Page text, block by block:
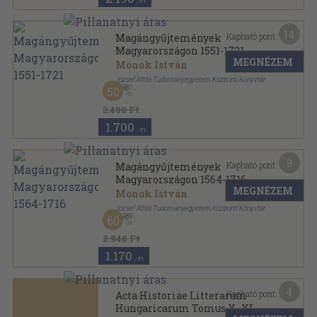
Magángyűjtemények
Magyarországon 1551-1721
Monok István
József Attila Tudományegyetem Központi Könyvtár
, 1981
Ragasztott papírkötés
Könyvtártörténeti füzetek sorozat
3.400 Ft
50
1.700 ,-Ft
Kapható pont:
MEGNÉZEM
Magángyűjtemények
Magyarországon 1564-1716
Monok István
József Attila Tudományegyetem Központi Könyvtár
, 1989
Ragasztott papírkötés
Könyvtártörténeti füzetek sorozat
2.940 Ft
60
1.170 ,-Ft
Kapható pont:
MEGNÉZEM
Acta Historiae Litterarum
Hungaricarum Tomus X.-XI.
Kapható pont: